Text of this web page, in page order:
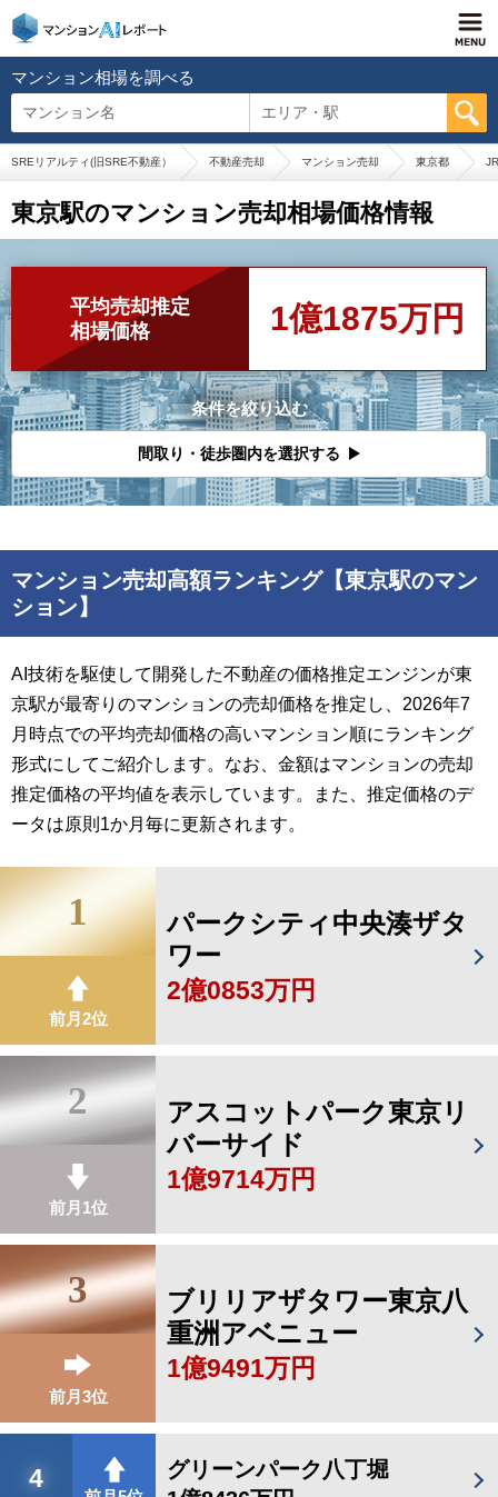
マンション相場を調べる
マンション名 エリア・駅
SREリアルティ(旧SRE不動産） 不動産売却 マンション売却 東京都
東京駅のマンション売却相場価格情報
平均売却推定
相場価格
1億1875万円
条件を絞り込む
間取り・徒歩圏内を選択する
マンション売却高額ランキング【東京駅のマン
ション】
AI技術を駆使して開発した不動産の価格推定エンジンが東
京駅が最寄りのマンションの売却価格を推定し、2026年7
月時点での平均売却価格の高いマンション順にランキング
形式にしてご紹介します。なお、金額はマンションの売却
推定価格の平均値を表示しています。また、推定価格のデ
ータは原則1か月毎に更新されます。
1
前月2位
パークシティ中央湊ザタ
ワー
2億0853万円
2
前月1位
アスコットパーク東京リ
バーサイド
1億9714万円
3
前月3位
ブリリアザタワー東京八
重洲アベニュー
1億9491万円
4
グリーンパーク八丁堀